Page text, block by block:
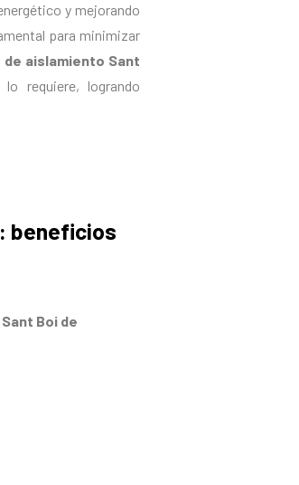
y mejorando
para minimizar
de aislamiento Sant
requiere, logrando
beneficios
Boi de